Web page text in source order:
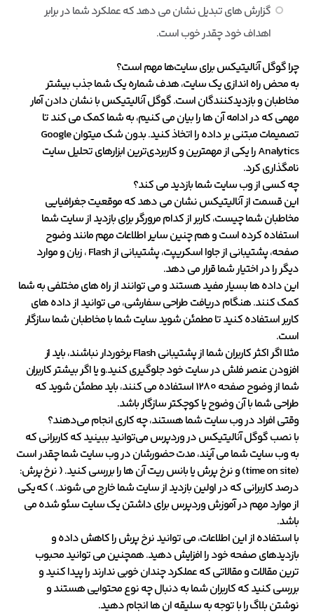
گزارش های تبدیل نشان می دهد که عملکرد شما در برابر
اهداف خود چقدر خوب است.
چرا گوگل آنالیتیکس برای سایت‌ها مهم است؟
به محض راه اندازی یک سایت، هدف شماره یک شما جذب بیشتر
مخاطبان و بازدیدکنندگان است. گوگل آنالیتیکس با نشان دادن آمار
مهمی که در ادامه آن ها را بیان می کنیم، به شما کمک می کند تا
تصمیمات مبتنی بر داده را اتخاذ کنید. بدون شک میتوان Google
Analytics را یکی از مهمترین و کاربردی‌ترین ابزارهای تحلیل سایت
نامگذاری کرد.
چه کسی از وب سایت شما بازدید می کند؟
این قسمت از آنالیتیکس نشان می دهد که موقعیت جغرافیایی
مخاطبان شما چیست، کاربر از کدام مرورگر برای بازدید از سایت شما
استفاده کرده است و هم چنین سایر اطلاعات مهم مانند وضوح
صفحه، پشتیبانی از جاوا اسکریپت، پشتیبانی از Flash ، زبان و موارد
دیگر را در اختیار شما قرار می دهد.
این داده ها بسیار مفید هستند و می توانند از راه های مختلفی به شما
کمک کنند. هنگام دریافت طراحی سفارشی، می توانید از داده های
کاربر استفاده کنید تا مطمئن شوید سایت شما با مخاطبان شما سازگار
است.
مثلا اگر اکثر کاربران شما از پشتیبانی Flash برخوردار نباشند، باید از
افزودن عنصر فلش در سایت خود جلوگیری کنید.و یا اگر بیشتر کاربران
شما از وضوح صفحه 1280 استفاده می کنند، باید مطمئن شوید که
طراحی شما با آن وضوح یا کوچکتر سازگار باشد.
وقتی افراد در وب سایت شما هستند، چه کاری انجام می‌دهند؟
با نصب گوگل آنالیتیکس در وردپرس می‌توانید ببینید که کاربرانی که
به وب سایت شما می‌ آیند، مدت حضورشان در وب سایت شما چقدر است
(time on site) و نرخ پرش یا بانس ریت آن ها را بررسی کنید. ( نرخ پرش:
درصد کاربرانی که در اولین بازدید از سایت شما خارج می شوند. ) که یکی
از موارد مهم در آموزش وردپرس برای داشتن یک سایت سئو شده می
باشد.
با استفاده از این اطلاعات، می توانید نرخ پرش را کاهش داده و
بازدیدهای صفحه خود را افزایش دهید. همچنین می توانید محبوب
ترین مقالات و مقالاتی که عملکرد چندان خوبی ندارند را پیدا کنید و
بررسی کنید که کاربران شما به دنبال چه نوع محتوایی هستند و
نوشتن بلاگ را با توجه به سلیقه ان ها انجام دهید.